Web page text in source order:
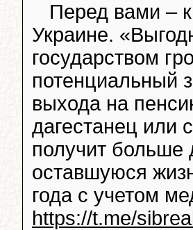
Перед вами –
Украине.
государством
потенциальный
выхода на
дагестанец или
получит больше
оставшуюся
года с учетом
https://t.me/